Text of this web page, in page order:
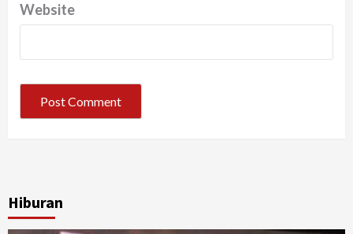
Website
Hiburan